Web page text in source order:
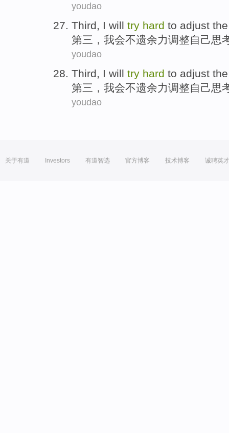
youdao
Third, I will try hard to adjust the
第三 ， 我会不遗余力调整自己思
youdao
Third I will try hard to adjust the
第三 ， 我会不遗余力调整自己思
youdao
关于有道 Investors 有道智选 官方博客 技术博客 诚聘英才